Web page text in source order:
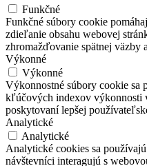
Funkčné
Funkčné súbory cookie
zdieľanie obsahu webovej
zhromažďovanie spätnej väzby
Výkonné
Výkonné
Výkonnostné súbory cookie sa
kľúčových indexov výkonnosti
poskytovaní lepšej
Analytické
Analytické
Analytické cookies sa
návštevníci interagujú s